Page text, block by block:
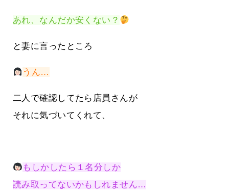
あれ、なんだか安くない？
と妻に言ったところ
うん…
二人で確認してたら店員さんが
それに気づいてくれて、
もしかしたら１名分しか
読み取ってないかもしれません…